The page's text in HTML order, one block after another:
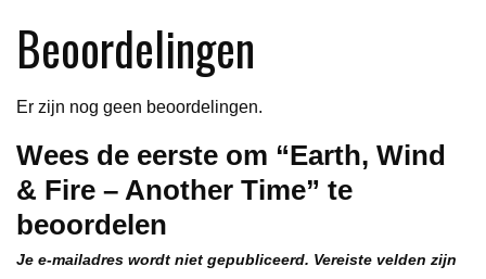
Beoordelingen
Er zijn nog geen beoordelingen.
Wees de eerste om “Earth, Wind
& Fire – Another Time” te
beoordelen
Je e-mailadres wordt niet gepubliceerd. Vereiste velden zijn